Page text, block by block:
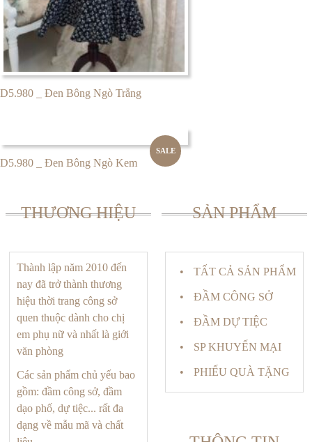
D5.980 _ Đen Bông Ngò Trắng
SALE
D5.980 _ Đen Bông Ngò Kem
THƯƠNG HIỆU
Thành lập năm 2010 đến
nay đã trở thành thương
hiệu thời trang công sở
quen thuộc dành cho chị
em phụ nữ và nhất là giới
văn phòng
Các sản phẩm chủ yếu bao
gồm: đầm công sở, đầm
dạo phố, dự tiệc... rất đa
dạng về mẫu mã và chất
SẢN PHẨM
TẤT CẢ SẢN PHẨM
ĐẦM CÔNG SỞ
ĐẦM DỰ TIỆC
SP KHUYẾN MẠI
PHIẾU QUÀ TẶNG